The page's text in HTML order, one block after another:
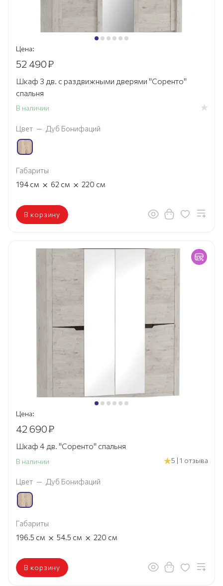
Цена:
52 490₽
Шкаф 3 дв. с раздвижными дверями "Соренто"
спальня
В наличии
Цвет — Дуб Бонифаций
Габариты
194 см × 62 см × 220 см
В корзину
Цена:
42 690₽
Шкаф 4 дв. "Соренто" спальня
В наличии 5 | 1 отзыва
Цвет — Дуб Бонифаций
Габариты
196.5 см × 54.5 см × 220 см
В корзину